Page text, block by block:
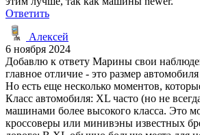
Ответить
Алексей
6 ноября 2024
Добавлю к ответу Марины свои
главное отличие - это размер
Но есть еще несколько моментов,
Класс автомобиля: XL часто (но не
машинами более высокого класса. Это
кроссоверы или минивэны известных